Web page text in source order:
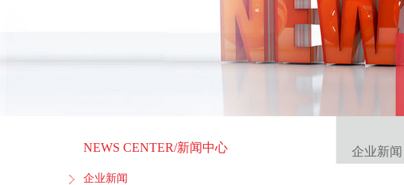
NEWS CENTER/新闻中心
企业新闻
企业新闻